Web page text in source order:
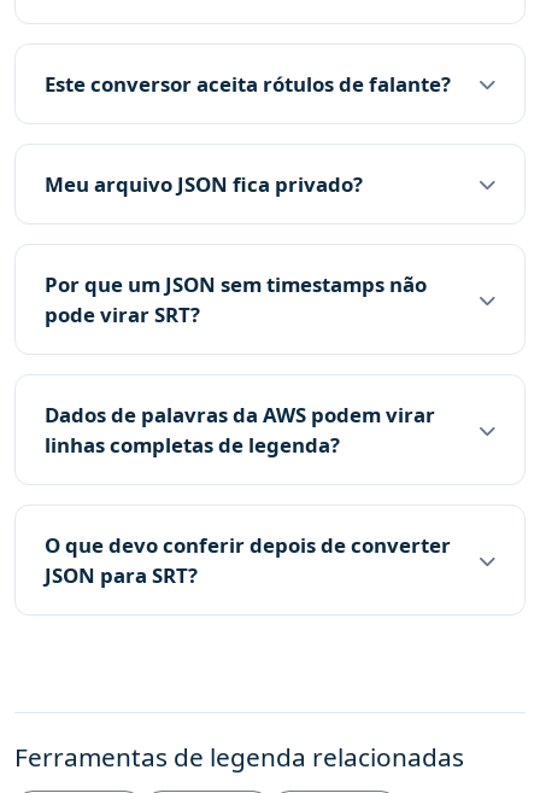
Este conversor aceita rótulos de falante?
Meu arquivo JSON fica privado?
Por que um JSON sem timestamps não
pode virar SRT?
Dados de palavras da AWS podem virar
linhas completas de legenda?
O que devo conferir depois de converter
JSON para SRT?
Ferramentas de legenda relacionadas